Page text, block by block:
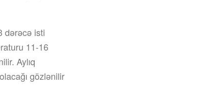
dərəcə isti
11-16
Aylıq
gözlənilir